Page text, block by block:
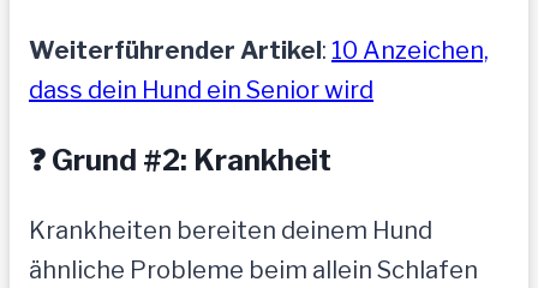
Weiterführender Artikel: 10 Anzeichen,
dass dein Hund ein Senior wird
❓ Grund #2: Krankheit
Krankheiten bereiten deinem Hund
ähnliche Probleme beim allein Schlafen